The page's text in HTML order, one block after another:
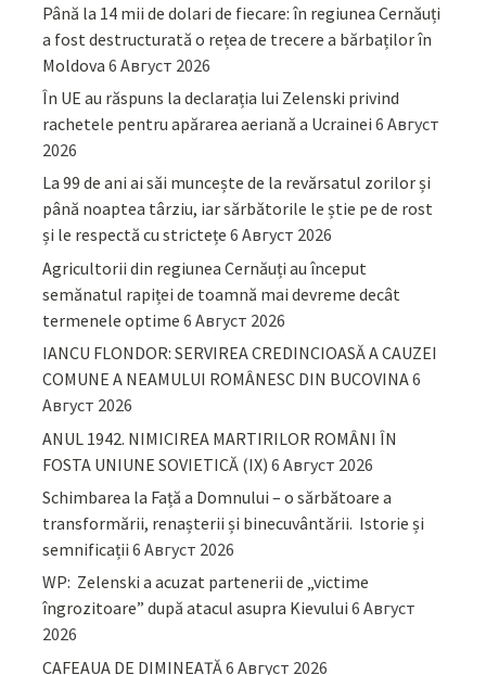
Până la 14 mii de dolari de fiecare: în regiunea Cernăuți
a fost destructurată o rețea de trecere a bărbaților în
Moldova 6 Август 2026
În UE au răspuns la declarația lui Zelenski privind
rachetele pentru apărarea aeriană a Ucrainei 6 Август
2026
La 99 de ani ai săi muncește de la revărsatul zorilor și
până noaptea târziu, iar sărbătorile le știe pe de rost
și le respectă cu strictețe 6 Август 2026
Agricultorii din regiunea Cernăuți au început
semănatul rapiței de toamnă mai devreme decât
termenele optime 6 Август 2026
IANCU FLONDOR: SERVIREA CREDINCIOASĂ A CAUZEI
COMUNE A NEAMULUI ROMÂNESC DIN BUCOVINA6
Август 2026
ANUL 1942. NIMICIREA MARTIRILOR ROMÂNI ÎN
FOSTA UNIUNE SOVIETICĂ (IX) 6 Август 2026
Schimbarea la Față a Domnului – o sărbătoare a
transformării, renașterii și binecuvântării. Istorie și
semnificații 6 Август 2026
WP: Zelenski a acuzat partenerii de „victime
îngrozitoare” după atacul asupra Kievului 6 Август
2026
CAFEAUA DE DIMINEAȚĂ6 Август 2026